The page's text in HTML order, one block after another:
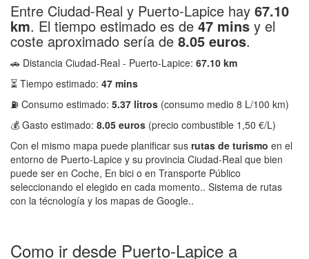
Entre Ciudad-Real y Puerto-Lapice hay 67.10
km. El tiempo estimado es de 47 mins y el
coste aproximado sería de 8.05 euros.
🚗 Distancia Ciudad-Real - Puerto-Lapice: 67.10 km
⏳ Tiempo estimado: 47 mins
⛽ Consumo estimado: 5.37 litros (consumo medio 8 L/100 km)
💰 Gasto estimado: 8.05 euros (precio combustible 1,50 €/L)
Con el mismo mapa puede planificar sus rutas de turismo en el
entorno de Puerto-Lapice y su provincia Ciudad-Real que bien
puede ser en Coche, En bici o en Transporte Público
seleccionando el elegido en cada momento.. Sistema de rutas
con la técnología y los mapas de Google..
Como ir desde Puerto-Lapice a